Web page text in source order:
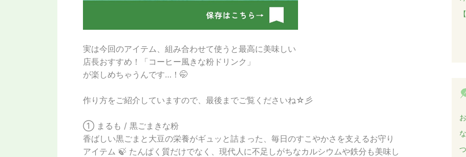
実は今回のアイテム、組み合わせて使うと最高に美味しい
店長おすすめ！「コーヒー風きな粉ドリンク」
が楽しめちゃうんです…！🤭
作り方をご紹介していますので、最後までご覧くださいね☆彡
① まるも / 黒ごまきな粉
香ばしい黒ごまと大豆の栄養がギュッと詰まった、毎日のすこやかさを支えるお守り
アイテム 🍃 たんぱく質だけでなく、現代人に不足しがちなカルシウムや鉄分も美味し